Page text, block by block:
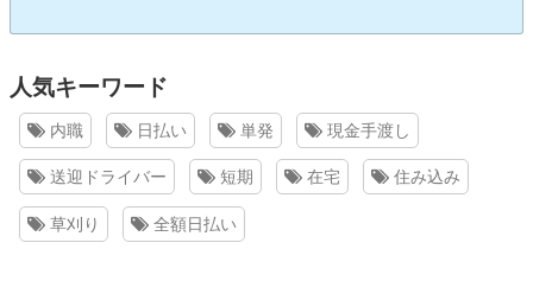
人気キーワード
内職 日払い 単発 現金手渡し
送迎ドライバー 短期 在宅 住み込み
草刈り 全額日払い